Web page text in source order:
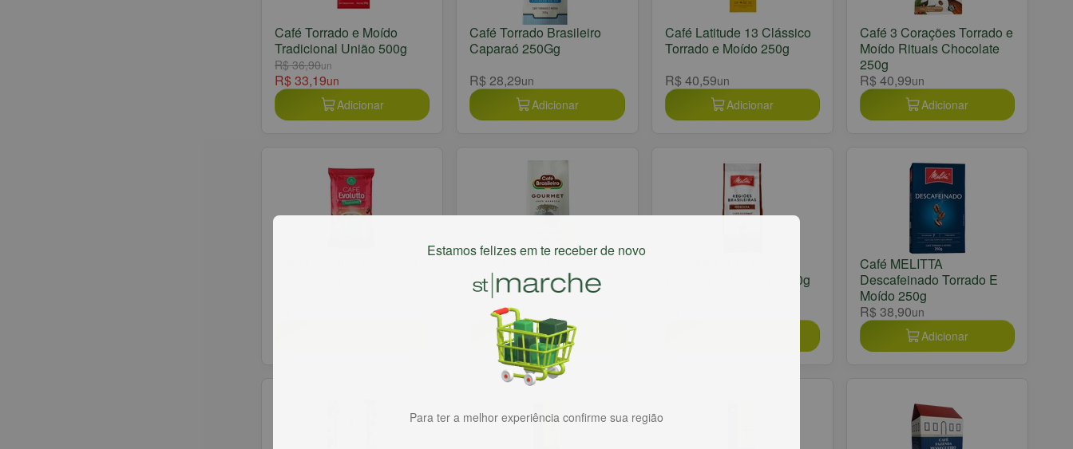
Café Torrado e Moído
Tradicional União 500g
R$ 36,90un
R$ 33,19un
Adicionar
Café Torrado Brasileiro
Caparaó 250Gg
R$ 28,29un
Adicionar
Café Latitude 13 Clássico
Torrado e Moído 250g
R$ 40,59un
Adicionar
Café 3 Corações Torrado e
Moído Rituais Chocolate
250g
R$ 40,99un
Adicionar
Mantiqueira 250g
R$ 28,29
Adicionar
Brasileiras Mogiana 250g
Café MELITTA
Descafeinado Torrado E
Moído 250g
R$ 38,90un
Adicionar
Estamos felizes em te receber de novo
Para ter a melhor experiência confirme sua região